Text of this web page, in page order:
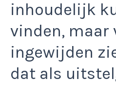
inhoudelijk
vinden, maar
ingewijden
dat als